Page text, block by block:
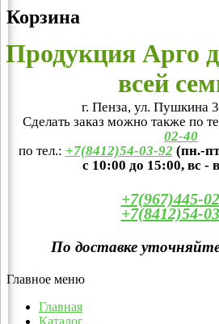
Корзина
Продукция Арго
всей
г. Пенза, ул. Пушкина
Сделать заказ можно также по
02-40
по тел.: +7(8412)54-03-92 (пн.-
с 10:00 до 15:00, вс -
+7(967)445-
+7(8412)54-
По доставке
Главное меню
Главная